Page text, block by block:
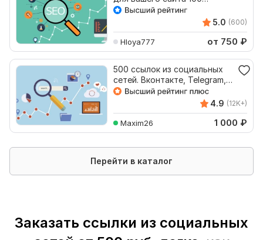
ссылок
5.0 (600)
Hloya777 от 750 ₽
500 ссылок из социальных
сетей. Вконтакте, Telegram,
TikTok. Гарантия
4.9 (12K+)
Maxim26 1 000 ₽
Перейти в каталог
Заказать ссылки из социальных